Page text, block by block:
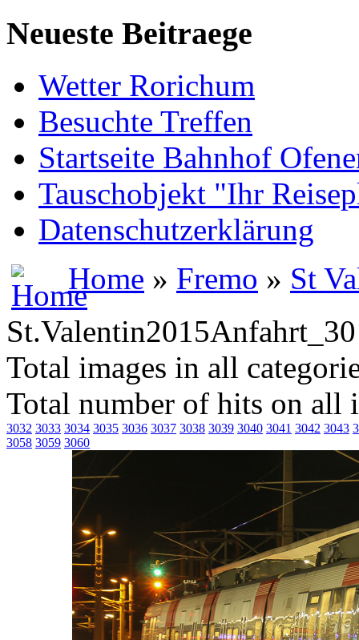
Neueste Beitraege
Wetter Rorichum
Besuchte Treffen
Startseite Bahnhof
Tauschobjekt "Ihr
Datenschutzerklärung
Home » Fremo » St
St.Valentin2015Anfahrt_30
Total images in all
Total number of hits on all
3032 3033 3034 3035 3036 3037 3038 3039 3040 3041 3042 3043
3058 3059 3060